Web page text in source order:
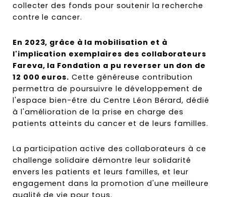
collecter des fonds pour soutenir la recherche
contre le cancer.
En 2023, grâce à la mobilisation et à
l'implication exemplaires des collaborateurs
Fareva, la Fondation a pu reverser un don de
12 000 euros. Cette généreuse contribution
permettra de poursuivre le développement de
l'espace bien-être du Centre Léon Bérard, dédié
à l'amélioration de la prise en charge des
patients atteints du cancer et de leurs familles.
La participation active des collaborateurs à ce
challenge solidaire démontre leur solidarité
envers les patients et leurs familles, et leur
engagement dans la promotion d'une meilleure